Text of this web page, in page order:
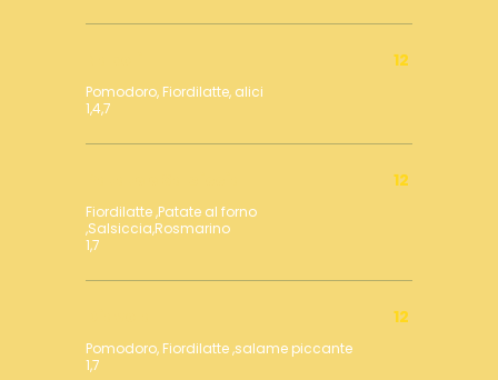
Pomodoro, Fiordilatte, alici
1,4,7
12
Fiordilatte ,Patate al forno
,Salsiccia,Rosmarino
1,7
12
Pomodoro, Fiordilatte ,salame piccante
1,7
12